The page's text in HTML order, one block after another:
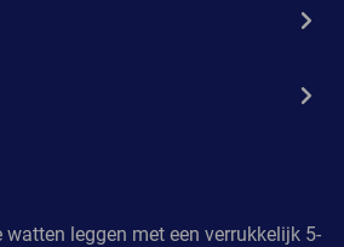
leggen met een verrukkelijk 5-